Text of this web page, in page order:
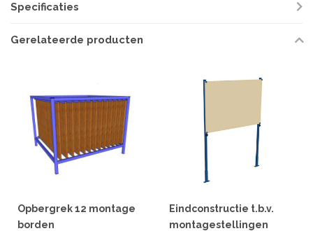
Specificaties
Gerelateerde producten
Opbergrek 12 montage
borden
Eindconstructie t.b.v.
montagestellingen